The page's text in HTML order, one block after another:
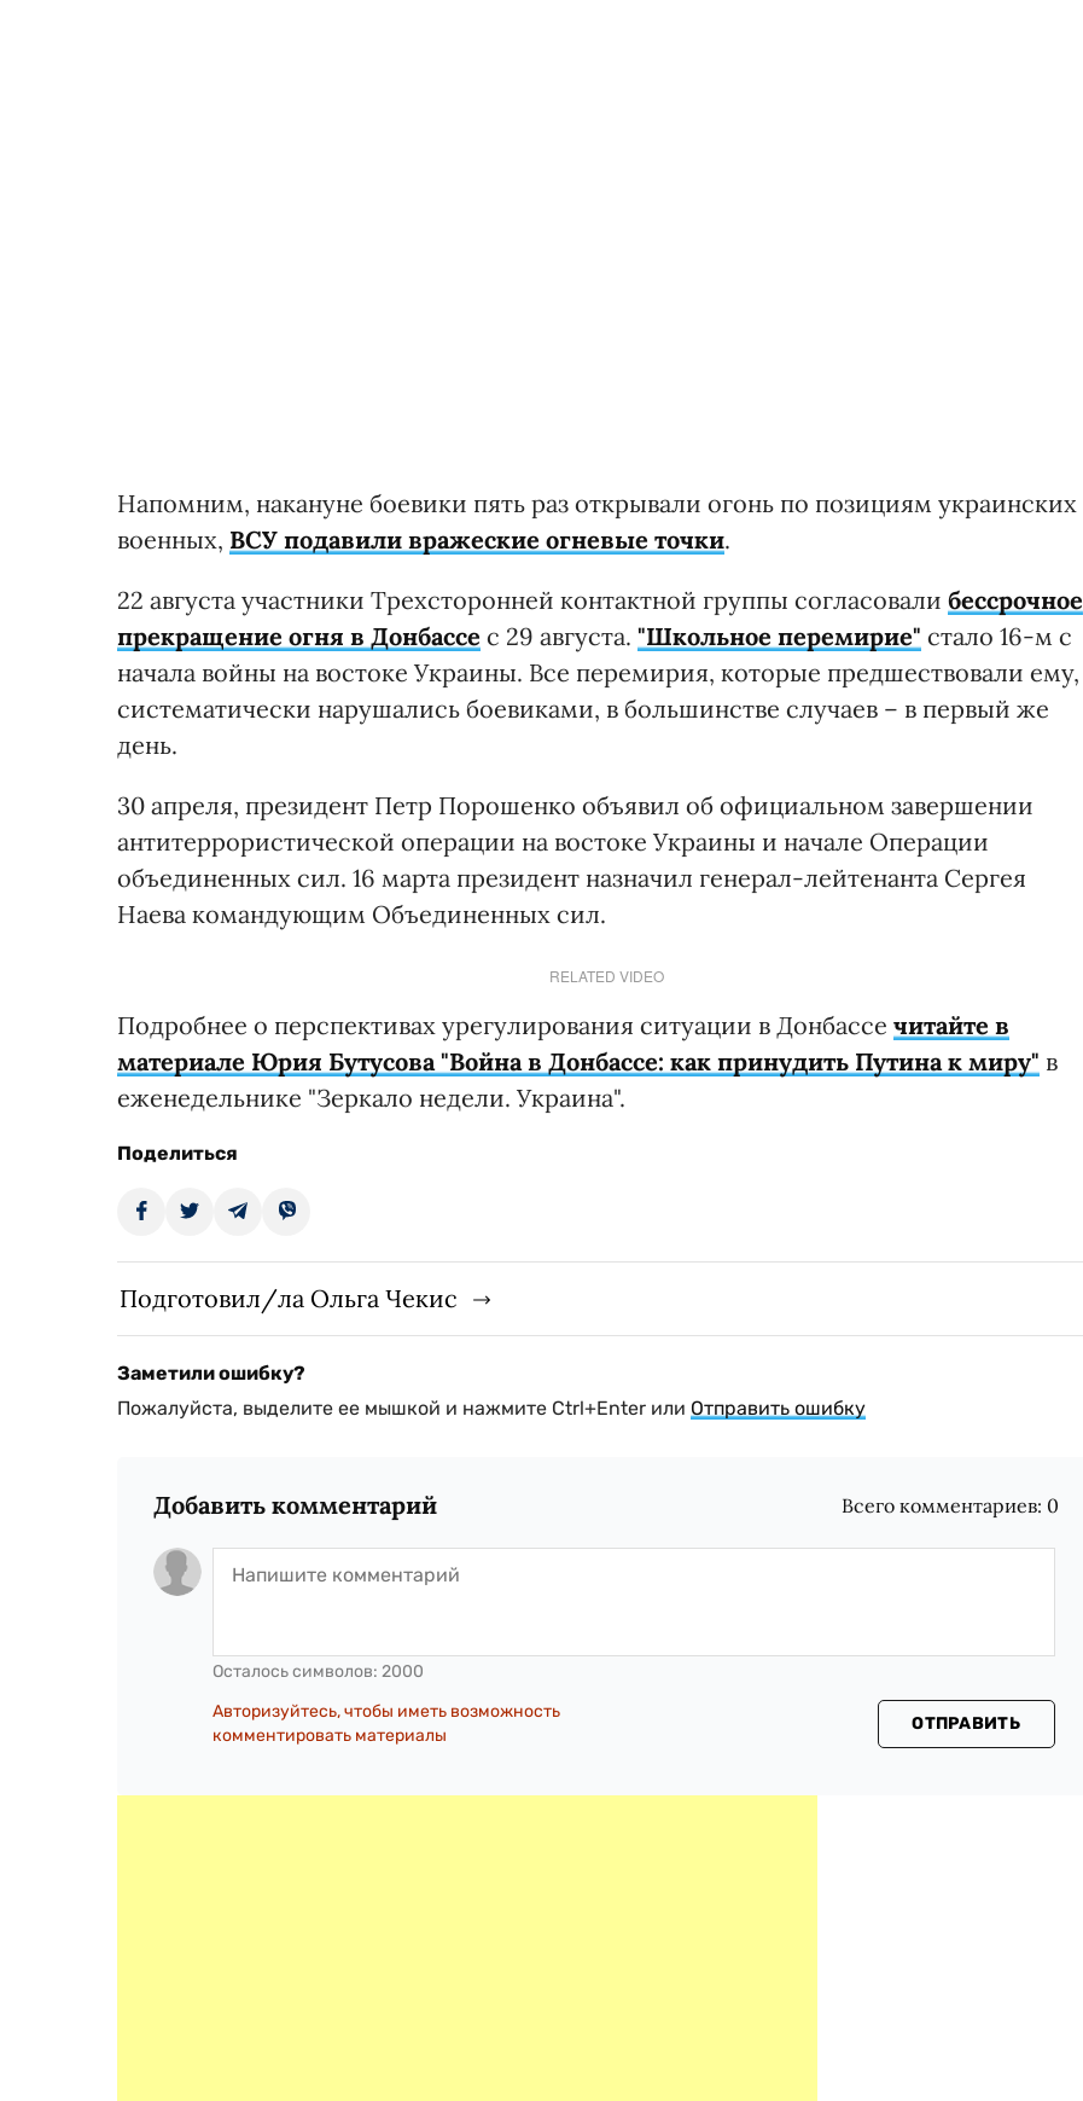
Напомним, накануне боевики пять раз открывали огонь по позициям украинских
военных, ВСУ подавили вражеские огневые точки.
22 августа участники Трехсторонней контактной группы согласовали бессрочное
прекращение огня в Донбассе с 29 августа. "Школьное перемирие" стало 16-м с
начала войны на востоке Украины. Все перемирия, которые предшествовали ему,
систематически нарушались боевиками, в большинстве случаев – в первый же
день.
30 апреля, президент Петр Порошенко объявил об официальном завершении
антитеррористической операции на востоке Украины и начале Операции
объединенных сил. 16 марта президент назначил генерал-лейтенанта Сергея
Наева командующим Объединенных сил.
RELATED VIDEO
Подробнее о перспективах урегулирования ситуации в Донбассе читайте в
материале Юрия Бутусова "Война в Донбассе: как принудить Путина к миру" в
еженедельнике "Зеркало недели. Украина".
Поделиться
Подготовил/ла Ольга Чекис
Заметили ошибку?
Пожалуйста, выделите ее мышкой и нажмите Ctrl+Enter или Отправить ошибку
Добавить комментарий Всего комментариев: 0
Осталось символов: 2000
Авторизуйтесь, чтобы иметь возможность
комментировать материалы
ОТПРАВИТЬ